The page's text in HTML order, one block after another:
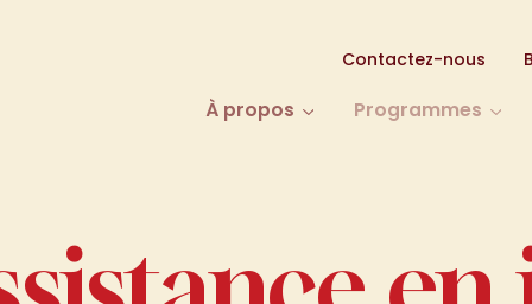
Contactez-nous
À propos Programmes